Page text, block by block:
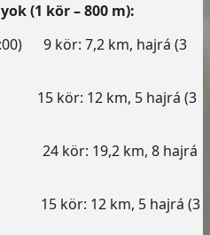
(1 kör – 800 m):
9 kör: 7,2 km, hajrá (3
kör: 12 km, 5 hajrá (3
24 kör: 19,2 km, 8 hajrá
15 kör: 12 km, 5 hajrá (3